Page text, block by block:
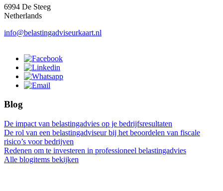
6994 De Steeg
Netherlands
info@belastingadviseurkaart.nl
Blog
De impact van belastingadvies op je bedrijfsresultaten
De rol van een belastingadviseur bij het beoordelen van fiscale
risico’s voor bedrijven
Redenen om te investeren in professioneel belastingadvies
Alle blogitems bekijken